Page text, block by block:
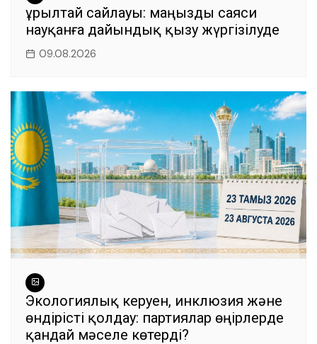
Құрылтай сайлауы: маңызды саяси
науқанға дайындық қызу жүргізілуде
09.08.2026
Экологиялық керуен, инклюзия және
өндірісті қолдау: партиялар өңірлерде
қандай мәселе көтерді?